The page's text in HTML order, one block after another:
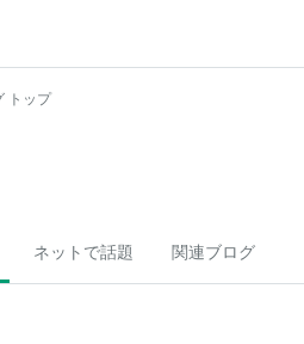
トップ
ネットで話題 関連ブログ